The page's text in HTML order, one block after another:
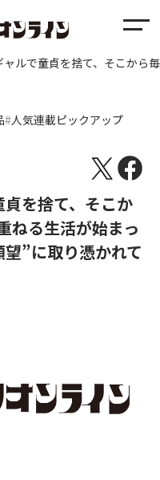
メ
ュ
ャルで童貞を捨て、そこか
人気連載ピックアップ
を捨て、そこか
ねる生活が始まっ
”に取り憑かれて